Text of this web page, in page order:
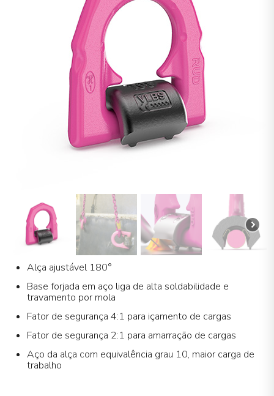
Alça ajustável 180°
Base forjada em aço liga de alta soldabilidade e
travamento por mola
Fator de segurança 4:1 para içamento de cargas
Fator de segurança 2:1 para amarração de cargas
Aço da alça com equivalência grau 10, maior carga de
trabalho